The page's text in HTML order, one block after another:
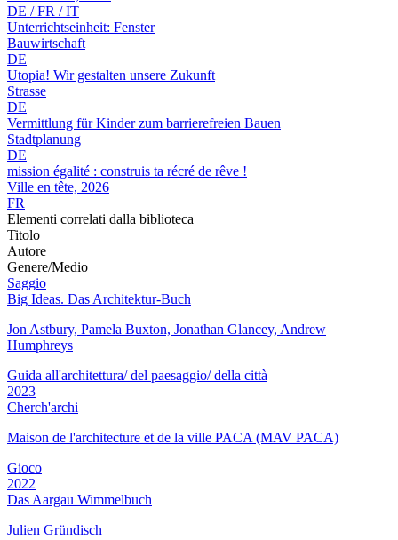
DE / FR / IT
Unterrichtseinheit: Fenster
Bauwirtschaft
DE
Utopia! Wir gestalten unsere Zukunft
Strasse
DE
Vermittlung für Kinder zum barrierefreien Bauen
Stadtplanung
DE
mission égalité : construis ta récré de rêve !
Ville en tête, 2026
FR
Elementi correlati dalla biblioteca
Titolo
Autore
Genere/Medio
Saggio
Big Ideas. Das Architektur-Buch
Jon Astbury, Pamela Buxton, Jonathan Glancey, Andrew
Humphreys
Guida all'architettura/ del paesaggio/ della città
2023
Cherch'archi
Maison de l'architecture et de la ville PACA (MAV PACA)
Gioco
2022
Das Aargau Wimmelbuch
Julien Gründisch